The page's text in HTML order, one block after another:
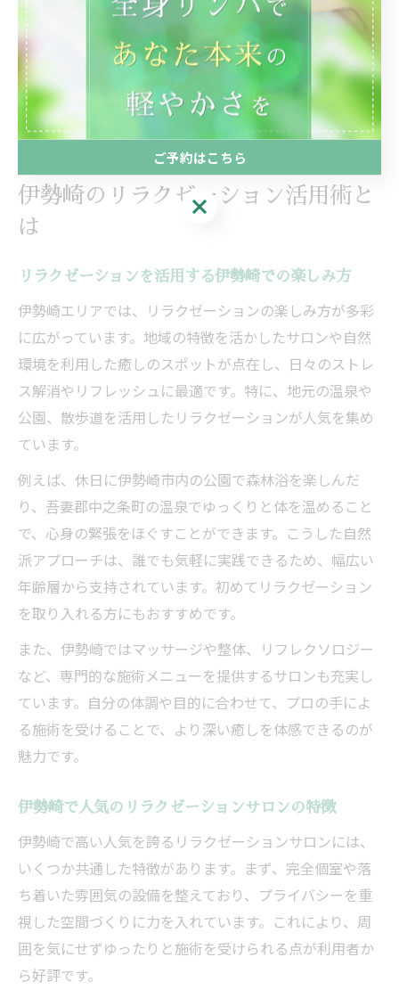
選び、生活サイクルに合わせてリラクゼーションタイム
を設けることで、心身のリセットがしやすくなります。
生活リズムに合った工夫を継続することで、日常の疲れ
やストレスを溜め込まずに健康的な毎日を過ごせます。
伊勢崎のリラクゼーション活用術と
は
リラクゼーションを活用する伊勢崎での楽しみ方
伊勢崎エリアでは、リラクゼーションの楽しみ方が多彩
に広がっています。地域の特徴を活かしたサロンや自然
環境を利用した癒しのスポットが点在し、日々のストレ
ス解消やリフレッシュに最適です。特に、地元の温泉や
公園、散歩道を活用したリラクゼーションが人気を集め
ています。
例えば、休日に伊勢崎市内の公園で森林浴を楽しんだ
り、吾妻郡中之条町の温泉でゆっくりと体を温めること
で、心身の緊張をほぐすことができます。こうした自然
派アプローチは、誰でも気軽に実践できるため、幅広い
年齢層から支持されています。初めてリラクゼーション
を取り入れる方にもおすすめです。
また、伊勢崎ではマッサージや整体、リフレクソロジー
など、専門的な施術メニューを提供するサロンも充実し
ています。自分の体調や目的に合わせて、プロの手によ
る施術を受けることで、より深い癒しを体感できるのが
魅力です。
伊勢崎で人気のリラクゼーションサロンの特徴
伊勢崎で高い人気を誇るリラクゼーションサロンには、
いくつか共通した特徴があります。まず、完全個室や落
ち着いた雰囲気の設備を整えており、プライバシーを重
視した空間づくりに力を入れています。これにより、周
囲を気にせずゆったりと施術を受けられる点が利用者か
ら好評です。
ご予約はこちら
ご予約はこちら